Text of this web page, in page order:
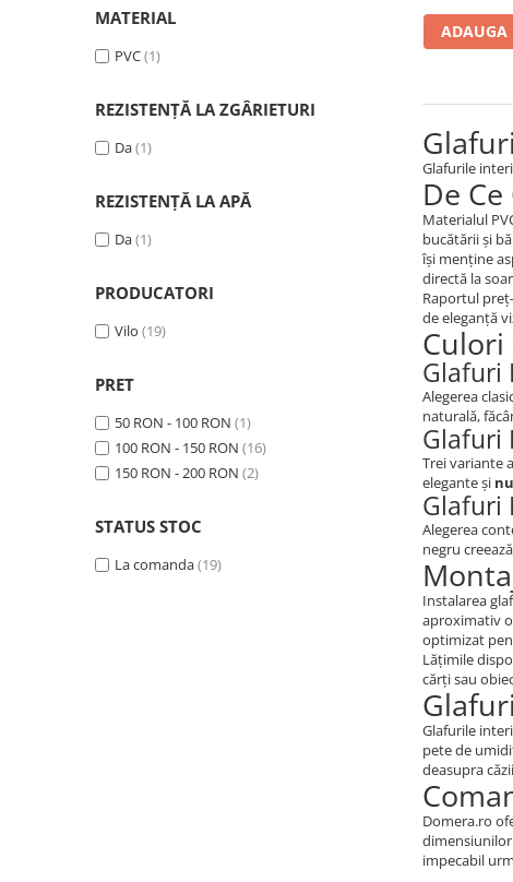
MATERIAL
PVC(1)
REZISTENȚĂ LA ZGÂRIETURI
Da(1)
REZISTENȚĂ LA APĂ
Da(1)
PRODUCATORI
Vilo (19)
PRET
50 RON - 100 RON (1)
100 RON - 150 RON (16)
150 RON - 200 RON (2)
STATUS STOC
La comanda(19)
ADAUGA
Glafurile
De
Materialul
bucătării și
își menține
directă la
Raportul
de eleganță
Glafuri
Alegerea
naturală,
Glafuri
Trei variante
elegante și
Glafuri
Alegerea
negru
Instalarea
aproximativ
optimizat
Lățimile
cărți sau
Glafurile
pete de
deasupra
Domera.ro
impecabil